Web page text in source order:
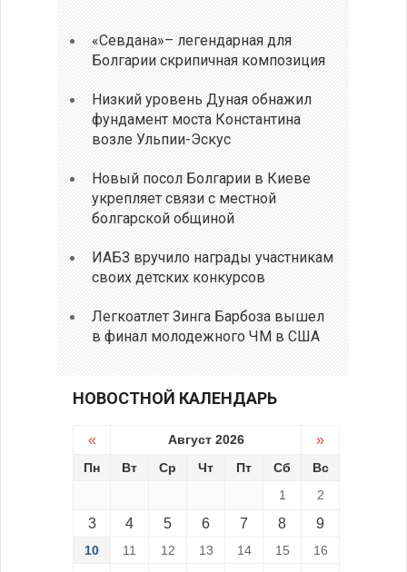
«Севдана»– легендарная для
Болгарии скрипичная композиция
Низкий уровень Дуная обнажил
фундамент моста Константина
возле Ульпии-Эскус
Новый посол Болгарии в Киеве
укрепляет связи с местной
болгарской общиной
ИАБЗ вручило награды участникам
своих детских конкурсов
Легкоатлет Зинга Барбоза вышел
в финал молодежного ЧМ в США
НОВОСТНОЙ КАЛЕНДАРЬ
« Август 2026 »
Пн Вт Ср Чт Пт Сб
Вс
1
2
3 4 5 6 7 8 9
10 11 12 13 14 15
16